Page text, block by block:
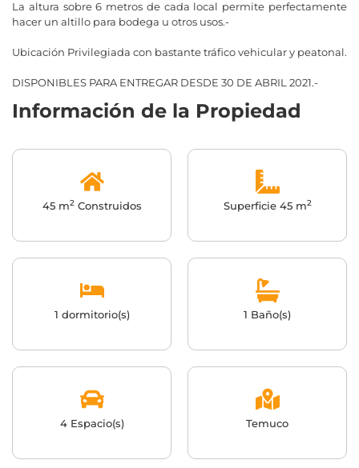
La altura sobre 6 metros de cada local permite perfectamente
hacer un altillo para bodega u otros usos.-
Ubicación Privilegiada con bastante tráfico vehicular y peatonal.
DISPONIBLES PARA ENTREGAR DESDE 30 DE ABRIL 2021.-
Información de la Propiedad
45 m2Construidos Superficie 45 m2
1 dormitorio(s) 1 Baño(s)
4 Espacio(s) Temuco